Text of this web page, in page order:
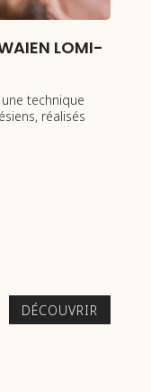
amincissante corps
prix, durée et